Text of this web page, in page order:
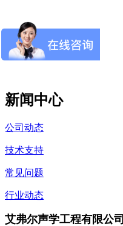
新闻中心
公司动态
技术支持
常见问题
行业动态
艾弗尔声学工程有限公司